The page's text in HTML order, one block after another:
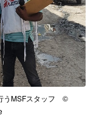
うMSFスタッフ ©